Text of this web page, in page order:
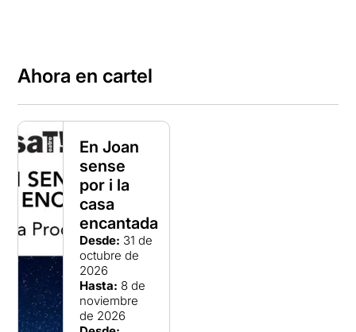
Ahora en cartel
En Joan
sense
por i la
casa
encantada
Desde: 31 de
octubre de
2026
Hasta: 8 de
noviembre
de 2026